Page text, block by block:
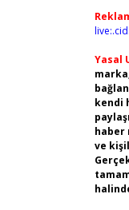
Yasal
kendi
haber
ve